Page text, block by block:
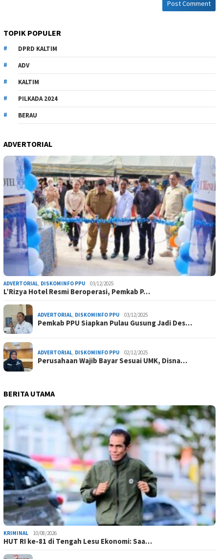
TOPIK POPULER
DPRD KALTIM
ADV
KALTIM
PILKADA 2024
BERAU
ADVERTORIAL
ADVERTORIAL, DISKOMINFO PPU 03/12/2025
L’Rizya Hotel Resmi Beroperasi, Pemkab P…
ADVERTORIAL, DISKOMINFO PPU 03/12/2025
Pemkab PPU Siapkan Pulau Gusung Jadi Des…
ADVERTORIAL, DISKOMINFO PPU 02/12/2025
Perusahaan Wajib Bayar Sesuai UMK, Disna…
BERITA UTAMA
KRIMINAL 10/08/2026
HUT RI ke-81 di Tengah Lesu Ekonomi: Saa…